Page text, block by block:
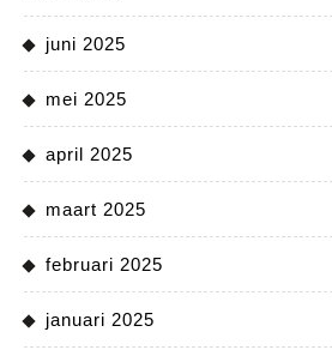
juni 2025
mei 2025
april 2025
maart 2025
februari 2025
januari 2025